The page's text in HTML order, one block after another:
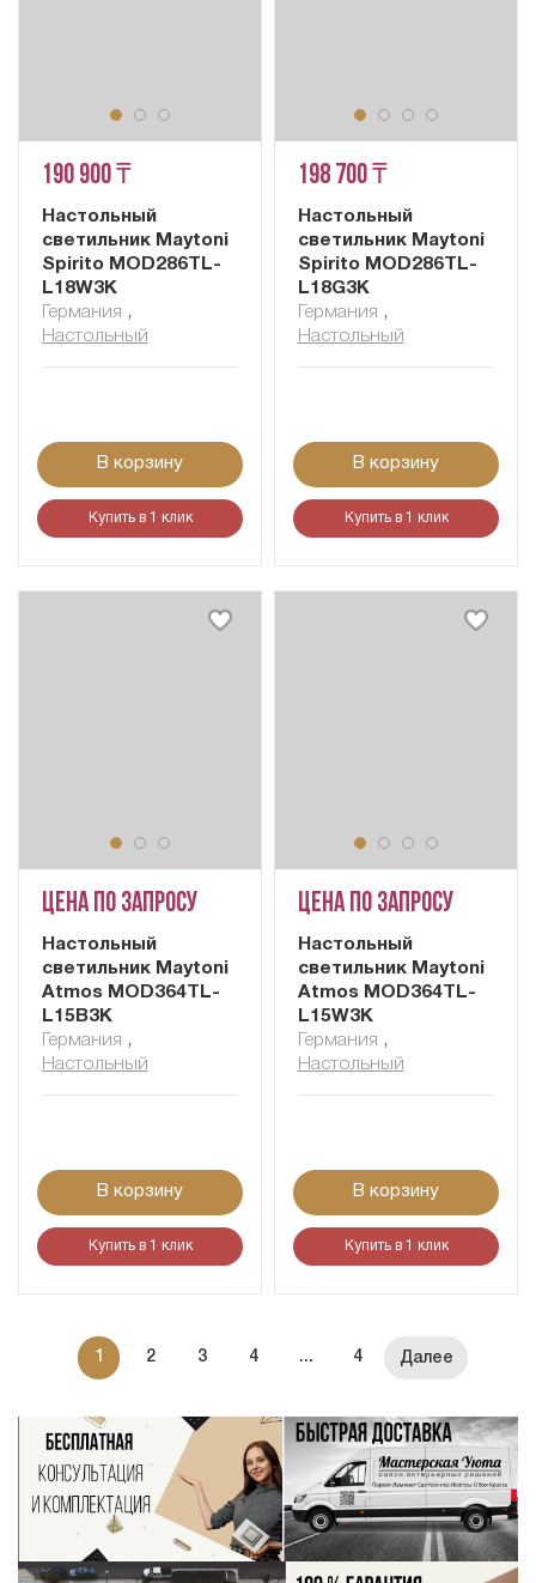
190 900 ₸
Настольный
светильник Maytoni
Spirito MOD286TL-
L18W3K
Германия ,
Настольный
В корзину
Купить в 1 клик
198 700 ₸
Настольный
светильник Maytoni
Spirito MOD286TL-
L18G3K
Германия ,
Настольный
В корзину
Купить в 1 клик
Цена по запросу
Настольный
светильник Maytoni
Atmos MOD364TL-
L15B3K
Германия ,
Настольный
В корзину
Купить в 1 клик
Цена по запросу
Настольный
светильник Maytoni
Atmos MOD364TL-
L15W3K
Германия ,
Настольный
В корзину
Купить в 1 клик
1 2 3 4 ... 4